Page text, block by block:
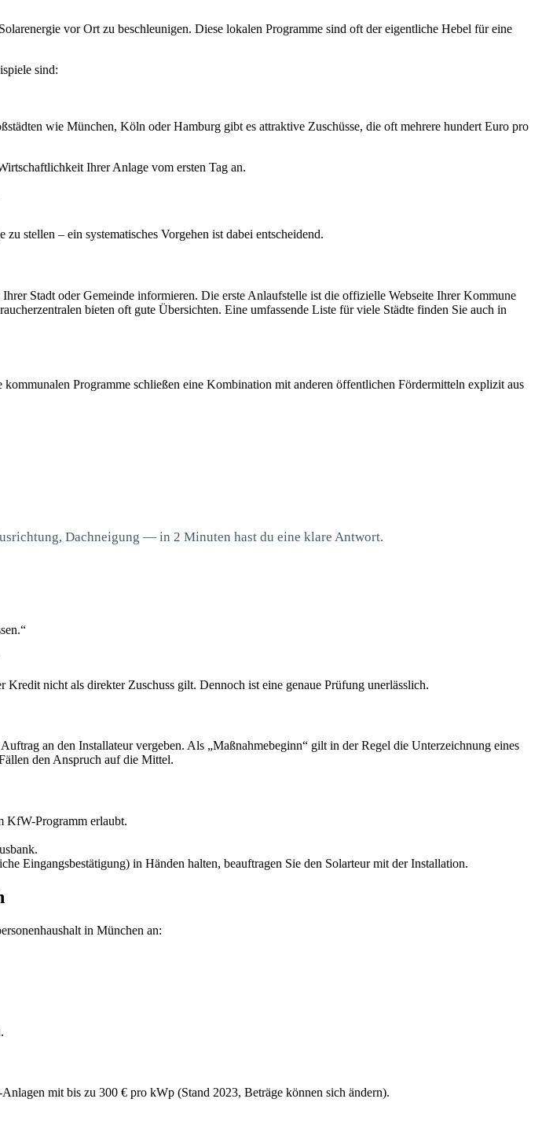
vor Ort zu beschleunigen. Diese lokalen Programme sind oft der eigentliche Hebel für eine
sind:
wie München, Köln oder Hamburg gibt es attraktive Zuschüsse, die oft mehrere hundert Euro pro
Ihrer Anlage vom ersten Tag an.
stellen – ein systematisches Vorgehen ist dabei entscheidend.
Stadt oder Gemeinde informieren. Die erste Anlaufstelle ist die offizielle Webseite Ihrer Kommune
bieten oft gute Übersichten. Eine umfassende Liste für viele Städte finden Sie auch in
Programme schließen eine Kombination mit anderen öffentlichen Fördermitteln explizit aus
Dachneigung — in 2 Minuten hast du eine klare Antwort.
nicht als direkter Zuschuss gilt. Dennoch ist eine genaue Prüfung unerlässlich.
an den Installateur vergeben. Als „Maßnahmebeginn“ gilt in der Regel die Unterzeichnung eines
den Anspruch auf die Mittel.
KfW-Programm erlaubt.
Eingangsbestätigung) in Händen halten, beauftragen Sie den Solarteur mit der Installation.
in München an:
mit bis zu 300 € pro kWp (Stand 2023, Beträge können sich ändern).